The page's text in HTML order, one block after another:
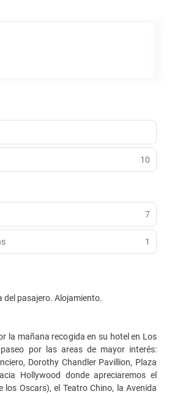
10
7
1
del pasajero. Alojamiento.
la mañana recogida en su hotel en Los
por las areas de mayor interés:
Dorothy Chandler Pavillion, Plaza
Hollywood donde apreciaremos el
los Oscars), el Teatro Chino, la Avenida